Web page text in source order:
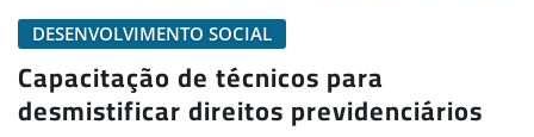
DESENVOLVIMENTO SOCIAL
Capacitação de técnicos para
desmistificar direitos previdenciários